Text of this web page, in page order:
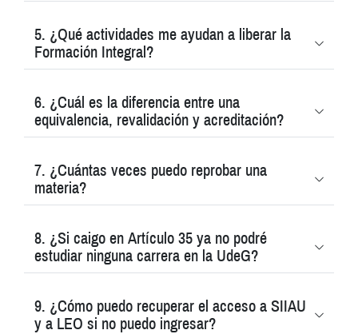
5. ¿Qué actividades me ayudan a liberar la
Formación Integral?
6. ¿Cuál es la diferencia entre una
equivalencia, revalidación y acreditación?
7. ¿Cuántas veces puedo reprobar una
materia?
8. ¿Si caigo en Artículo 35 ya no podré
estudiar ninguna carrera en la UdeG?
9. ¿Cómo puedo recuperar el acceso a SIIAU
y a LEO si no puedo ingresar?